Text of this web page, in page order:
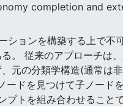
completion and
ョンを構築する上で不可
。 従来のアプローチは
元の分類学構造(通常は
ードを見つけて子ノード
プトを組み合わせること